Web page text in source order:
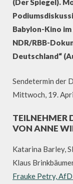
(Der Spiegel).
Babylon-Kino
NDR/RBB-
Deutschland“
Sendetermin der
Mittwoch, 19.
TEILNEHMER
VON ANNE
Katarina Barley,
Klaus
Frauke Petry,